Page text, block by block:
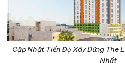
Cập Nhật Tiến Độ Xây Dững The
Nhất